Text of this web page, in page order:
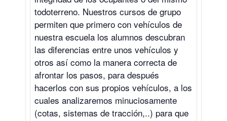
todoterreno. Nuestros cursos de grupo
permiten que primero con vehículos de
nuestra escuela los alumnos descubran
las diferencias entre unos vehículos y
otros así como la manera correcta de
afrontar los pasos, para después
hacerlos con sus propios vehículos, a los
cuales analizaremos minuciosamente
(cotas, sistemas de tracción,..) para que